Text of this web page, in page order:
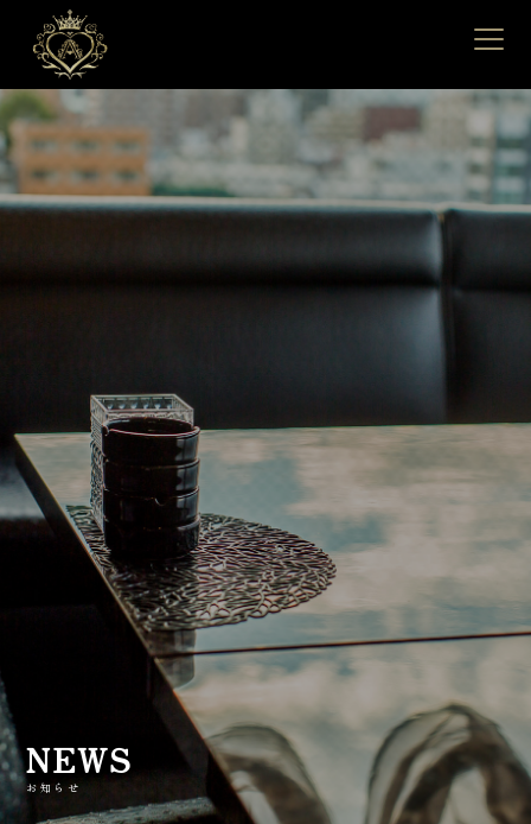
HOME ホーム
ACCESS
SYSTEM システム
RECRUIT 求人情報
NEWS
お知らせ